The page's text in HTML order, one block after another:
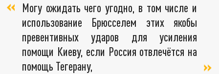
Могу ожидать чего угодно, в том числе и
использование Брюсселем этих якобы
превентивных ударов для усиления
помощи Киеву, если Россия отвлечётся на
помощь Тегерану,